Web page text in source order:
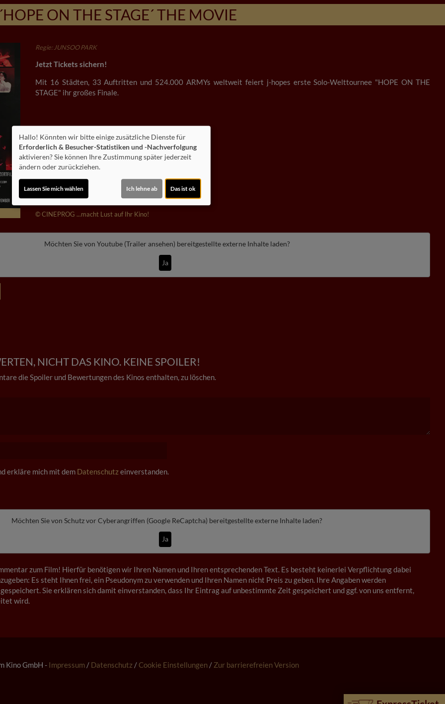
ON THE STAGE´ THE MOVIE
Regie: JUNSOO PARK
Jetzt Tickets sichern!
Mit 16 Städten, 33 Auftritten und 524.000 ARMYs weltweit feiert j-hopes erste Solo-Welttournee "HOPE ON THE
STAGE" ihr großes Finale.
Altersfreigabe:
Laufzeit:ca. 90 min.
Inhalte zum Teil von
© CINEPROG ...macht Lust auf Ihr Kino!
Möchten Sie von Youtube (Trailer ansehen) bereitgestellte externe Inhalte laden?
Ja
NICHT DAS KINO. KEINE SPOILER!
die Spoiler und Bewertungen des Kinos enthalten, zu löschen.
erkläre mich mit dem Datenschutzeinverstanden.
Möchten Sie von Schutz vor Cyberangriffen (Google ReCaptcha) bereitgestellte externe Inhalte laden?
Ja
zum Film! Hierfür benötigen wir Ihren Namen und Ihren entsprechenden Text. Es besteht keinerlei Verpflichtung dabei
Es steht Ihnen frei, ein Pseudonym zu verwenden und Ihren Namen nicht Preis zu geben. Ihre Angaben werden
Sie erklären sich damit einverstanden, dass Ihr Eintrag auf unbestimmte Zeit gespeichert und ggf. von uns entfernt,
wird.
Kino GmbH - Impressum / Datenschutz / Cookie Einstellungen / Zur barrierefreien Version
Hallo! Könnten wir bitte einige zusätzliche Dienste für
Erforderlich & Besucher-Statistiken und -Nachverfolgung
aktivieren? Sie können Ihre Zustimmung später jederzeit
ändern oder zurückziehen.
Lassen Sie mich wählen Ich lehne ab Das ist ok